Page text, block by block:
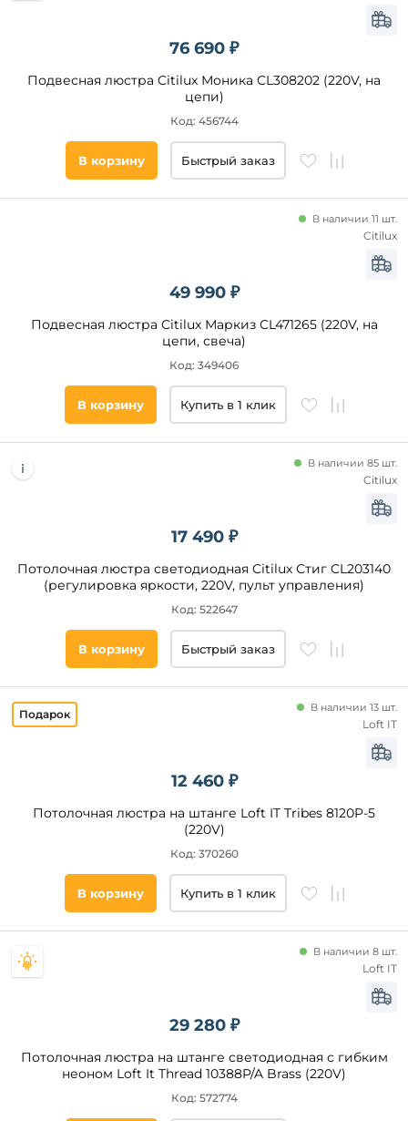
76 690 ₽
Подвесная люстра Citilux Моника CL308202 (220V, на
цепи)
Код: 456744
В корзину Быстрый заказ
49 990 ₽
Подвесная люстра Citilux Маркиз CL471265 (220V, на
цепи, свеча)
В наличии 11 шт.
Код: 349406
Citilux
В корзину Купить в 1 клик
17 490 ₽
Потолочная люстра светодиодная Citilux Стиг CL203140
(регулировка яркости, 220V, пульт управления)
В наличии 85 шт.
Код: 522647
Citilux
В корзину Быстрый заказ
12 460 ₽
Потолочная люстра на штанге Loft IT Tribes 8120P-5
(220V)
В наличии 13 шт.
Код: 370260
Loft IT
В корзину Купить в 1 клик
29 280 ₽
Потолочная люстра на штанге светодиодная с гибким
неоном Loft It Thread 10388P/A Brass (220V)
В наличии 8 шт.
Код: 572774
Loft IT